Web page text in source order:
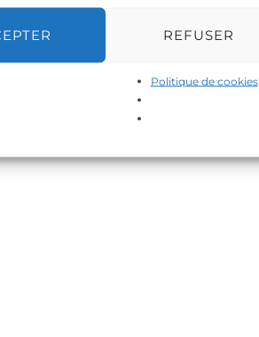
REFUSER
Politique de cookies